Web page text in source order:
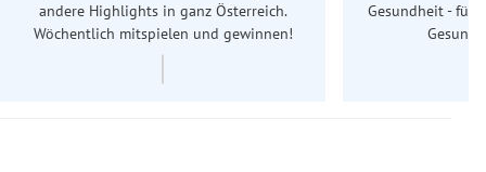
andere Highlights in ganz Österreich.
Wöchentlich mitspielen und gewinnen!
Gesundheit - für